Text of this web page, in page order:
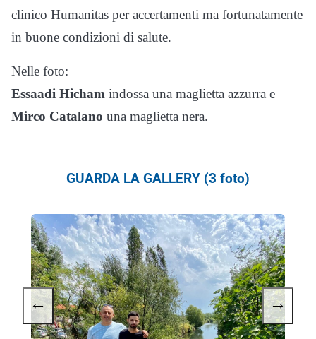
clinico Humanitas per accertamenti ma fortunatamente
in buone condizioni di salute.
Nelle foto:
Essaadi Hicham indossa una maglietta azzurra e
Mirco Catalano una maglietta nera.
GUARDA LA GALLERY (3 foto)
← →